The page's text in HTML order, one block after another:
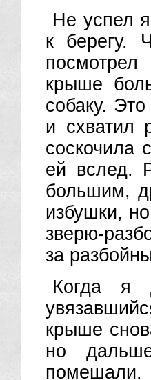
Не успел
к берегу.
крыше
собаку.
и схватил
соскочила
ей вслед.
большим,
избушки,
зверю-
за
Когда я
крыше
но
помешали.